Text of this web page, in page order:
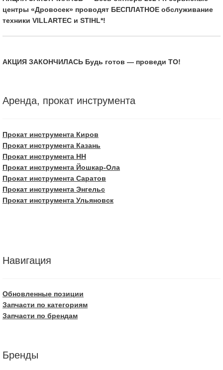
центры «Дровосек» проводят БЕСПЛАТНОЕ обслуживание
техники VILLARTEC и STIHL*!
АКЦИЯ ЗАКОНЧИЛАСЬ Будь готов — проведи ТО!
Аренда, прокат инструмента
Прокат инструмента Киров
Прокат инструмента Казань
Прокат инструмента НН
Прокат инструмента Йошкар-Ола
Прокат инструмента Саратов
Прокат инструмента Энгельс
Прокат инструмента Ульяновск
Навигация
Обновленные позиции
Запчасти по категориям
Запчасти по брендам
Бренды